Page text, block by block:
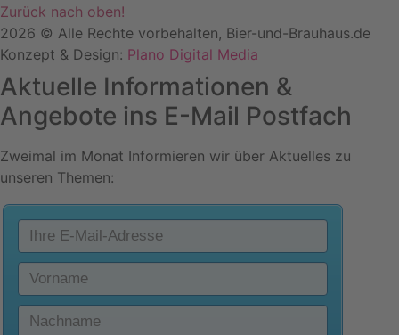
Zurück nach oben!
2026 © Alle Rechte vorbehalten, Bier-und-Brauhaus.de
Konzept & Design: Plano Digital Media
Aktuelle Informationen &
Angebote ins E-Mail Postfach
Zweimal im Monat Informieren wir über Aktuelles zu
unseren Themen: